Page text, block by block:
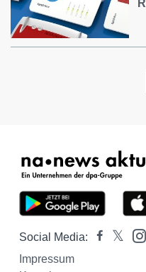
Social Media:
Impressum